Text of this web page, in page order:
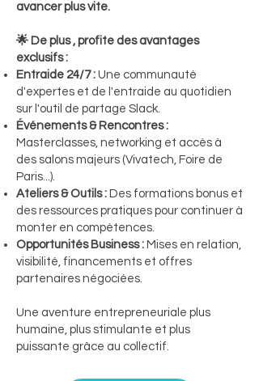
avancer plus vite.
🌟 De plus , profite des avantages
exclusifs :
Entraide 24/7 : Une communauté
d'expertes et de l'entraide au quotidien
sur l'outil de partage Slack.
Événements & Rencontres :
Masterclasses, networking et accès à
des salons majeurs (Vivatech, Foire de
Paris...).
Ateliers & Outils : Des formations bonus et
des ressources pratiques pour continuer à
monter en compétences.
Opportunités Business : Mises en relation,
visibilité, financements et offres
partenaires négociées.
Une aventure entrepreneuriale plus
humaine, plus stimulante et plus
puissante grâce au collectif.